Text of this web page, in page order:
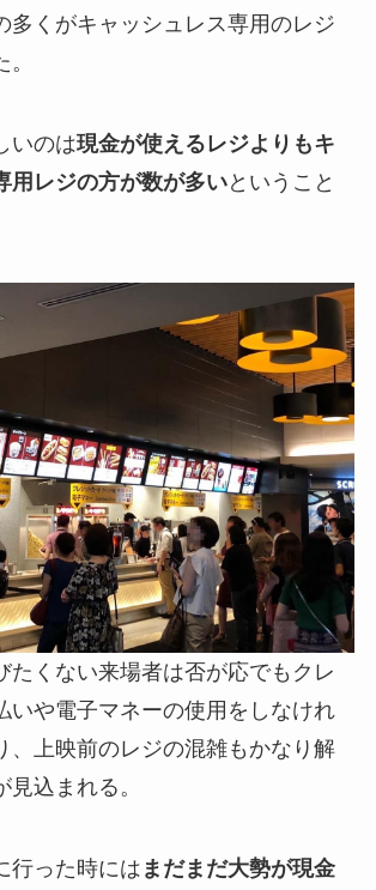
多くがキャッシュレス専用のレジ
いのは現金が使えるレジよりもキ
用レジの方が数が多いということ
たくない来場者は否が応でもクレ
いや電子マネーの使用をしなけれ
、上映前のレジの混雑もかなり解
込まれる。
行った時には まだまだ大勢が現金